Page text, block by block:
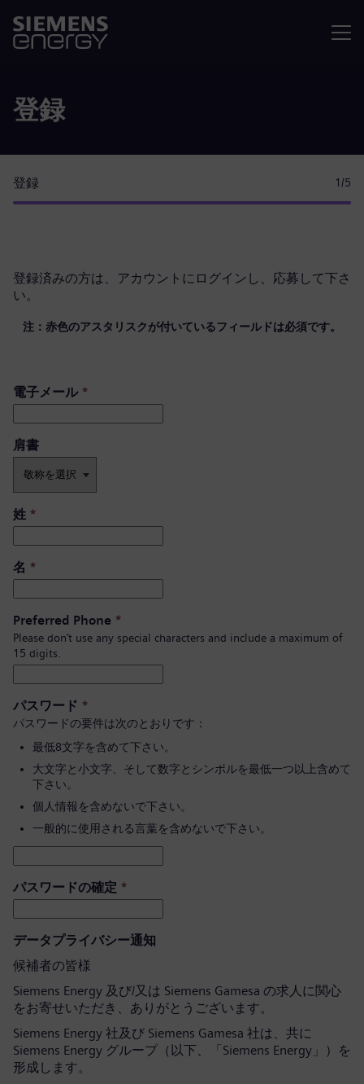
登録
登録 1 /5
登録済みの方は、 アカウントにログイン し、応募して下さ
い。
注：赤色のアスタリスクが付いているフィールドは必須です。
電子メール*
肩書 ​
姓 *
名 *
Preferred Phone *
Please don’t use any special characters and include a maximum of
15 digits.
パスワード *
パスワードの要件は次のとおりです：
最低8文字を含めて下さい。
大文字と小文字、そして数字とシンボルを最低一つ以上含めて
下さい。
個人情報を含めないで下さい。
一般的に使用される言葉を含めないで下さい。
パスワードの確定 *
データプライバシー通知
候補者の皆様
Siemens Energy 及び/又は Siemens Gamesa の求人に関心
をお寄せいただき、ありがとうございます。
Siemens Energy 社及び Siemens Gamesa 社は、共に
Siemens Energy グループ（以下、「Siemens Energy」）を
形成します。